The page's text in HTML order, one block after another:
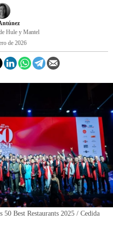
SESIÓN
Hule y Mantel
de 2026
Best Restaurants 2025 / Cedida